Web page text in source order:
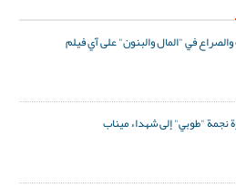
في "المال والبنون" على آي فيلم
نجمة "طوبي" إلى شهداء ميناب